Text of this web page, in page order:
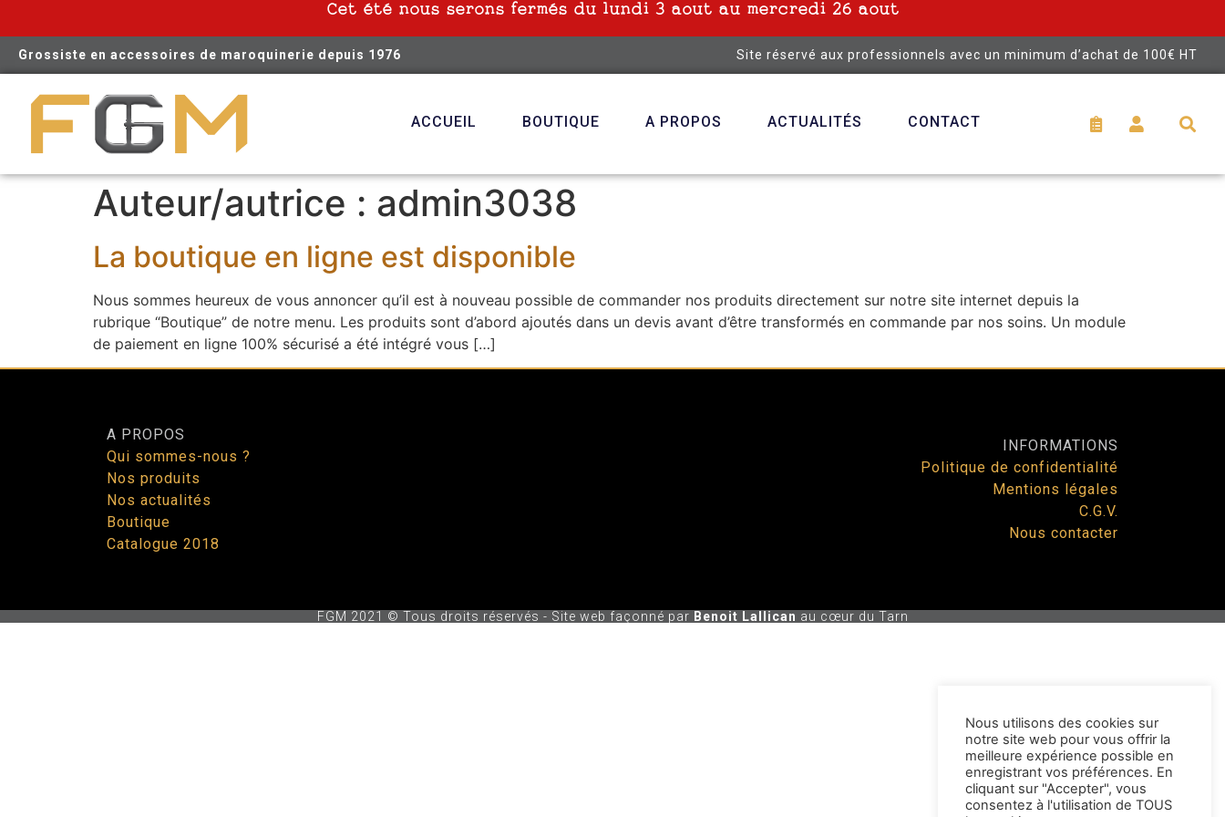
Cet été nous serons fermés du lundi 3 aout au mercredi 26 aout
Grossiste en accessoires de maroquinerie depuis 1976 Site réservé aux professionnels avec un minimum d’achat de 100€ HT
ACCUEIL BOUTIQUE A PROPOS ACTUALITÉS CONTACT
Auteur/autrice : admin3038
La boutique en ligne est disponible
Nous sommes heureux de vous annoncer qu’il est à nouveau possible de commander nos produits directement sur notre site internet depuis la
rubrique “Boutique” de notre menu. Les produits sont d’abord ajoutés dans un devis avant d’être transformés en commande par nos soins. Un module
de paiement en ligne 100% sécurisé a été intégré vous […]
A PROPOS
Qui sommes-nous ?
Nos produits
Nos actualités
Boutique
Catalogue 2018
INFORMATIONS
Politique de confidentialité
Mentions légales
C.G.V.
Nous contacter
FGM 2021 © Tous droits réservés - Site web façonné par Benoit Lallican au cœur du Tarn
Nous utilisons des cookies sur
notre site web pour vous offrir la
meilleure expérience possible en
enregistrant vos préférences. En
cliquant sur "Accepter", vous
consentez à l'utilisation de TOUS